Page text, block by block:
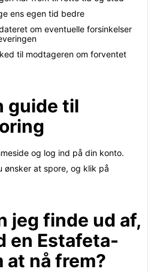
ens egen tid bedre
om eventuelle forsinkelser
til modtageren om forventet
guide til
og log ind på din konto.
ønsker at spore, og klik på
jeg finde ud af,
en Estafeta-
at nå frem?